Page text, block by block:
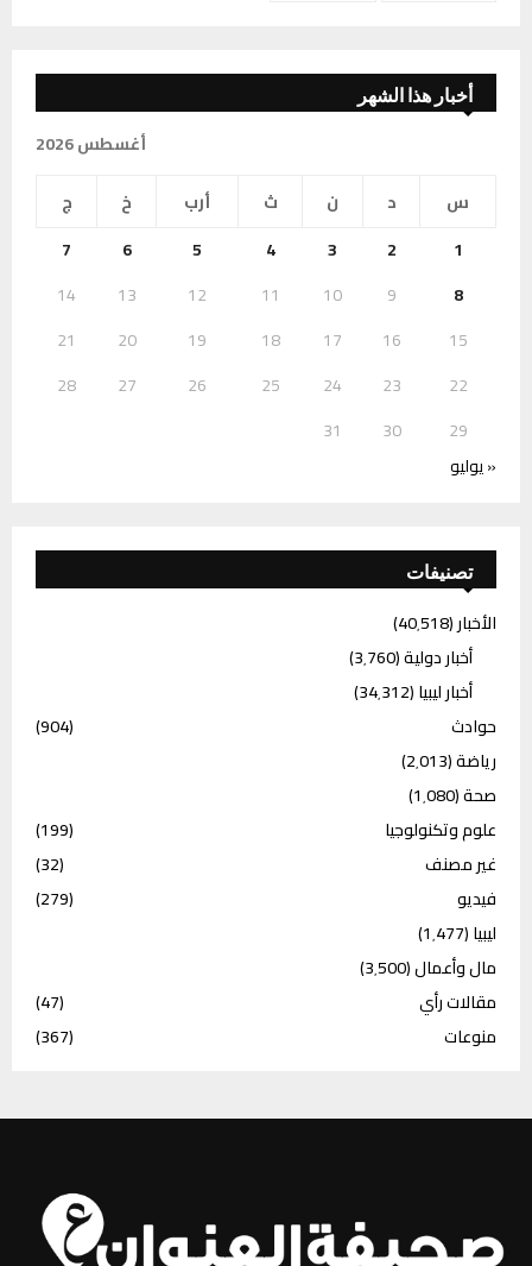
أخبار هذا الشهر
أغسطس 2026
س
د ن ث أرب خ
ج
1
2
3
4
5
6
7
8
9
10
11
12
13
14
15
16
17
18
19
20
21
22
23
24
25
26
27
28
29
30
31
« يوليو
تصنيفات
الأخبار(40٬518)
أخبار دولية(3٬760)
أخبار ليبيا(34٬312)
حوادث
(904)
رياضة(2٬013)
صحة(1٬080)
علوم وتكنولوجيا
(199)
غير مصنف
(32)
فيديو
(279)
ليبيا(1٬477)
مال وأعمال(3٬500)
مقالات رأي
(47)
منوعات
(367)